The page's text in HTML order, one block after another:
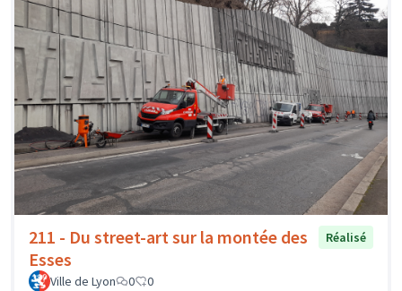
211 - Du street-art sur la montée des
Esses
Réalisé
Ville de Lyon 0 0